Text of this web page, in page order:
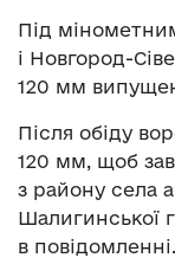
Під
і Новгород-
120 мм
Після обіду
120 мм, щоб
з району села
Шалигинської
в повідомленні.